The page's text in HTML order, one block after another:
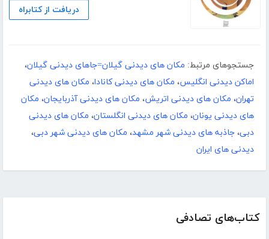
کتاب‌های تصادفی
دریافت از کتابراه
جستجوهای مرتبط: مکان های دیدنی گیلان=جاهای دیدنی گیلان،
اماکن دیدنی انگلیس، مکان های دیدنی کانادا، مکان های دیدنی
تهران، مکان های دیدنی اتریش، مکان های دیدنی آذربایجان، مکان
های دیدنی یونان، مکان های دیدنی انگلستان، مکان های دیدنی
دبی، جاذبه های دیدنی شهر مشهد، مکان های دیدنی شهر دبی،
دیدنی های ایران